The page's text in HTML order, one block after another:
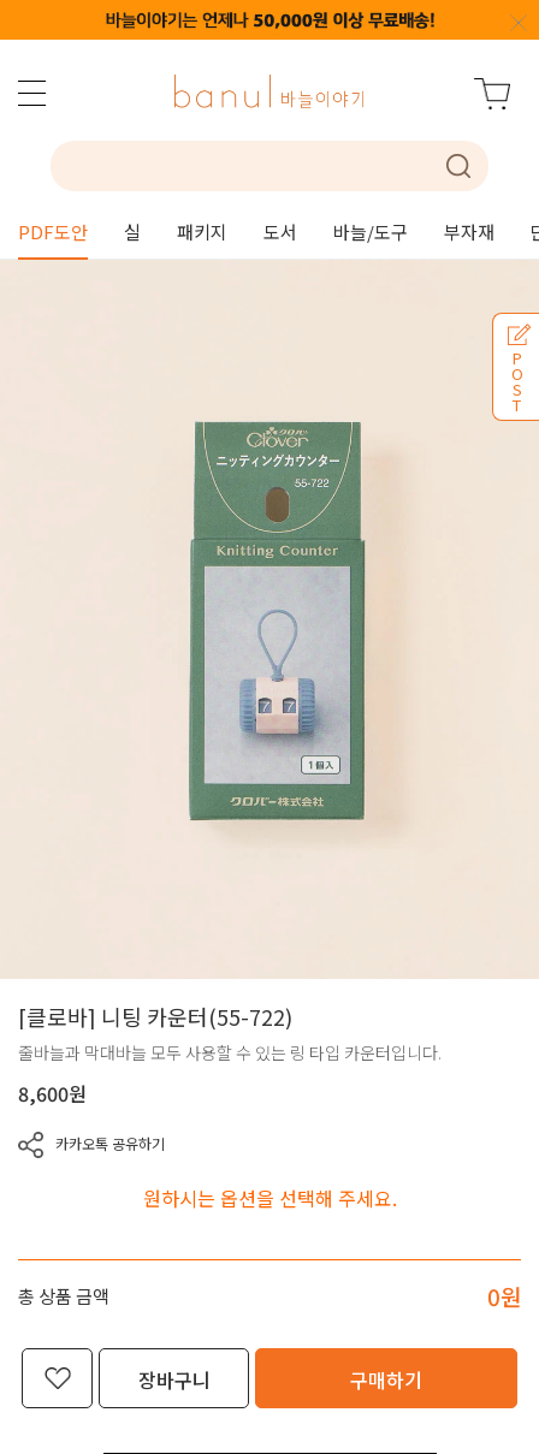
PDF도안 실 패키지 도서 바늘/도구 부자재
P
O
S
T
[클로바] 니팅 카운터(55-722)
줄바늘과 막대바늘 모두 사용할 수 있는 링 타입 카운터입니다.
8,600원
카카오톡 공유하기
원하시는 옵션을 선택해 주세요.
총 상품 금액 0원
장바구니 구매하기